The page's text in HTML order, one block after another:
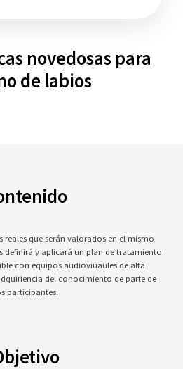
novedosas para
de labios
reales que serán valorados en el mismo
definirá y aplicará un plan de tratamiento
con equipos audioviuaules de alta
del conocimiento de parte de
participantes.